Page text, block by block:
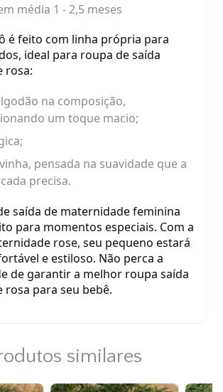
média 1 - 2,5 meses
é feito com linha própria para
ideal para roupa de saída
rosa:
na composição,
um toque macio;
pensada na suavidade que a
precisa.
saída de maternidade feminina
para momentos especiais. Com a
rose, seu pequeno estará
e estiloso. Não perca a
de garantir a melhor roupa saída
rosa para seu bebê.
similares